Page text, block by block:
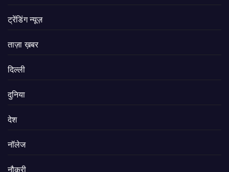
ट्रेंडिंग न्यूज़
ताज़ा ख़बर
दिल्ली
दुनिया
देश
नॉलेज
नौकरी